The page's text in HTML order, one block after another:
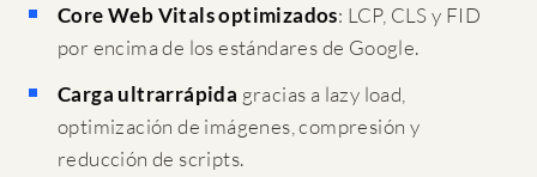
Core Web Vitals optimizados: LCP, CLS y FID
por encima de los estándares de Google.
Carga ultrarrápida gracias a lazy load,
optimización de imágenes, compresión y
reducción de scripts.